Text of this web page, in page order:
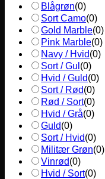
Blågrøn(0)
Sort Camo(0)
Gold Marble(0)
Pink Marble(0)
Navy / Hvid(0)
Sort / Gul (0)
Hvid / Guld(0)
Sort / Rød(0)
Rød / Sort(0)
Hvid / Grå(0)
Guld(0)
Sort / Hvid(0)
Militær Grøn(0)
Vinrød(0)
Hvid / Sort(0)